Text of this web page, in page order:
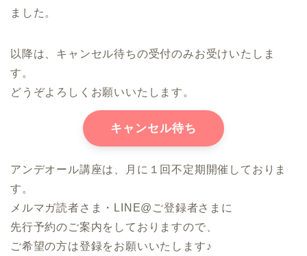
ました。
以降は、キャンセル待ちの受付のみお受けいたしま
す。
どうぞよろしくお願いいたします。
キャンセル待ち
アンデオール講座は、月に１回不定期開催しておりま
す。
メルマガ読者さま・LINE@ご登録者さまに
先行予約のご案内をしておりますので、
ご希望の方は登録をお願いいたします♪